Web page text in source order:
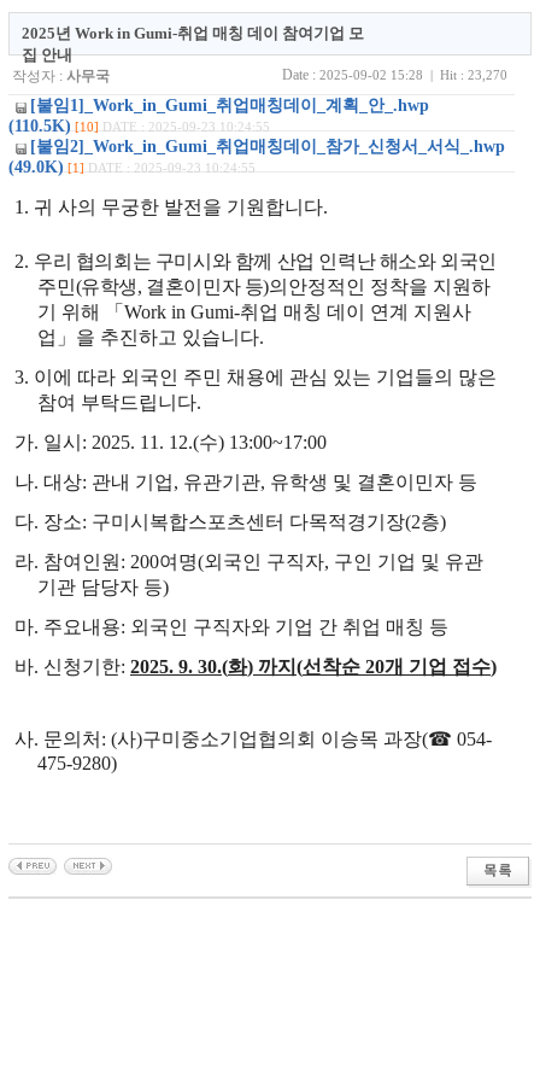
2025년 Work in Gumi-취업 매칭 데이 참여기업 모
집 안내
작성자 : 사무국 Date : 2025-09-02 15:28 | Hit : 23,270
[붙임1]_Work_in_Gumi_취업매칭데이_계획_안_.hwp
(110.5K) [10] DATE : 2025-09-23 10:24:55
[붙임2]_Work_in_Gumi_취업매칭데이_참가_신청서_서식_.hwp
(49.0K) [1] DATE : 2025-09-23 10:24:55
1. 귀 사의 무궁한 발전을 기원합니다.
2. 우리 협의회는 구미시와 함께 산업 인력난 해소와 외국인
주민(유학생, 결혼이민자 등)의 안정적인 정착을 지원하
기 위해
「Work in Gumi-취업 매칭 데이 연계 지원사
업 」 을 추진하고 있습니다.
3. 이에 따라 외국인 주민 채용에 관심 있는 기업들의 많은
참여 부탁드립니다.
가. 일시 : 2025. 11. 12.(수) 13:00~17:00
나. 대상: 관내 기업, 유관기관, 유학생 및 결혼이민자 등
다. 장소: 구미시복합스포츠센터 다목적경기장(2층)
라. 참여인원 : 200여명(외국인 구직자, 구인 기업 및 유관
기관 담당자 등)
마. 주요내용: 외국인 구직자와 기업 간 취업 매칭 등
바. 신청기한: 2025. 9. 30.(화) 까지 (선착순 20개 기업 접수)
사. 문의처 : (사)구미중소기업협의회 이승목 과장(☎ 054-
475-9280)